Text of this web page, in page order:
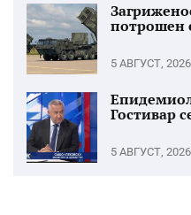
потрошен
5 АВГУСТ, 2026
Гостивар
5 АВГУСТ, 2026